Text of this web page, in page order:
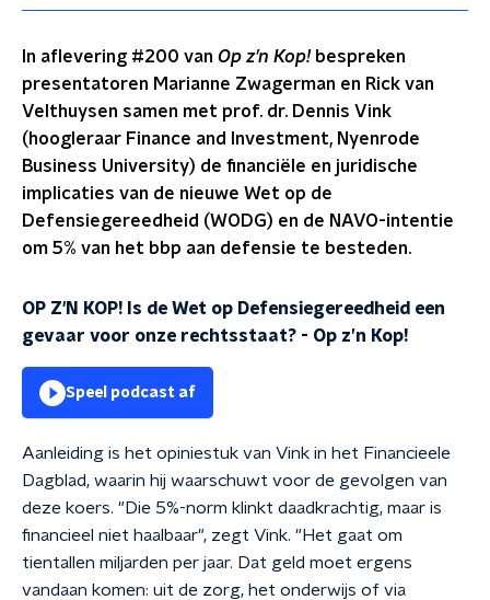
In aflevering #200 van Op z’n Kop! bespreken
presentatoren Marianne Zwagerman en Rick van
Velthuysen samen met prof. dr. Dennis Vink
(hoogleraar Finance and Investment, Nyenrode
Business University) de financiële en juridische
implicaties van de nieuwe Wet op de
Defensiegereedheid (WODG) en de NAVO-intentie
om 5% van het bbp aan defensie te besteden.
OP Z'N KOP! Is de Wet op Defensiegereedheid een
gevaar voor onze rechtsstaat? - Op z’n Kop!
Speel podcast af
Aanleiding is het opiniestuk van Vink in het Financieele
Dagblad, waarin hij waarschuwt voor de gevolgen van
deze koers. "Die 5%-norm klinkt daadkrachtig, maar is
financieel niet haalbaar", zegt Vink. "Het gaat om
tientallen miljarden per jaar. Dat geld moet ergens
vandaan komen: uit de zorg, het onderwijs of via